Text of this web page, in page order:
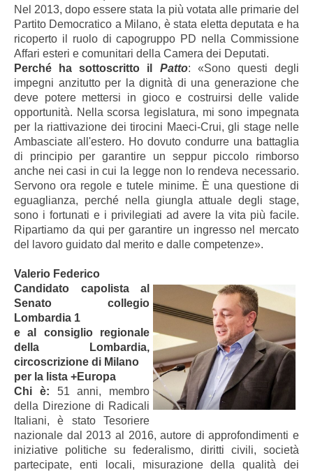
Nel 2013, dopo essere stata la più votata alle primarie del
Partito Democratico a Milano, è stata eletta deputata e ha
ricoperto il ruolo di capogruppo PD nella Commissione
Affari esteri e comunitari della Camera dei Deputati.
Perché ha sottoscritto il Patto: «Sono questi degli
impegni anzitutto per la dignità di una generazione che
deve potere mettersi in gioco e costruirsi delle valide
opportunità. Nella scorsa legislatura, mi sono impegnata
per la riattivazione dei tirocini Maeci-Crui, gli stage nelle
Ambasciate all'estero. Ho dovuto condurre una battaglia
di principio per garantire un seppur piccolo rimborso
anche nei casi in cui la legge non lo rendeva necessario.
Servono ora regole e tutele minime. È una questione di
eguaglianza, perché nella giungla attuale degli stage,
sono i fortunati e i privilegiati ad avere la vita più facile.
Ripartiamo da qui per garantire un ingresso nel mercato
del lavoro guidato dal merito e dalle competenze».
Valerio Federico
Candidato capolista al
Senato collegio
Lombardia 1
e al consiglio regionale
della Lombardia,
circoscrizione di Milano
per la lista +Europa
Chi è: 51 anni, membro
della Direzione di Radicali
Italiani, è stato Tesoriere
nazionale dal 2013 al 2016, autore di approfondimenti e
iniziative politiche su federalismo, diritti civili, società
partecipate, enti locali, misurazione della qualità dei